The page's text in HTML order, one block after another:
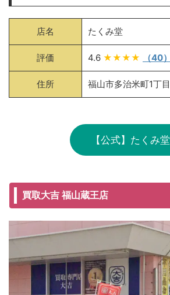
店名 たくみ堂
評価 4.6 ★★★★ （40）
住所 福山市多治米町1丁
【公式】たくみ堂
買取大吉 福山蔵王店